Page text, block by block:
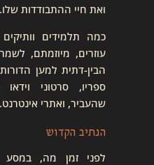
ואת חיי ההתבודדות שלו.
כמה תלמידים וותיקים
עוזרים, מיוזמתם,
הבין-דתית למען
ספריו, סרטוני
שהעביר, ואתרי אינטרנט.
הנתיב הקדוש
לפני זמן מה,